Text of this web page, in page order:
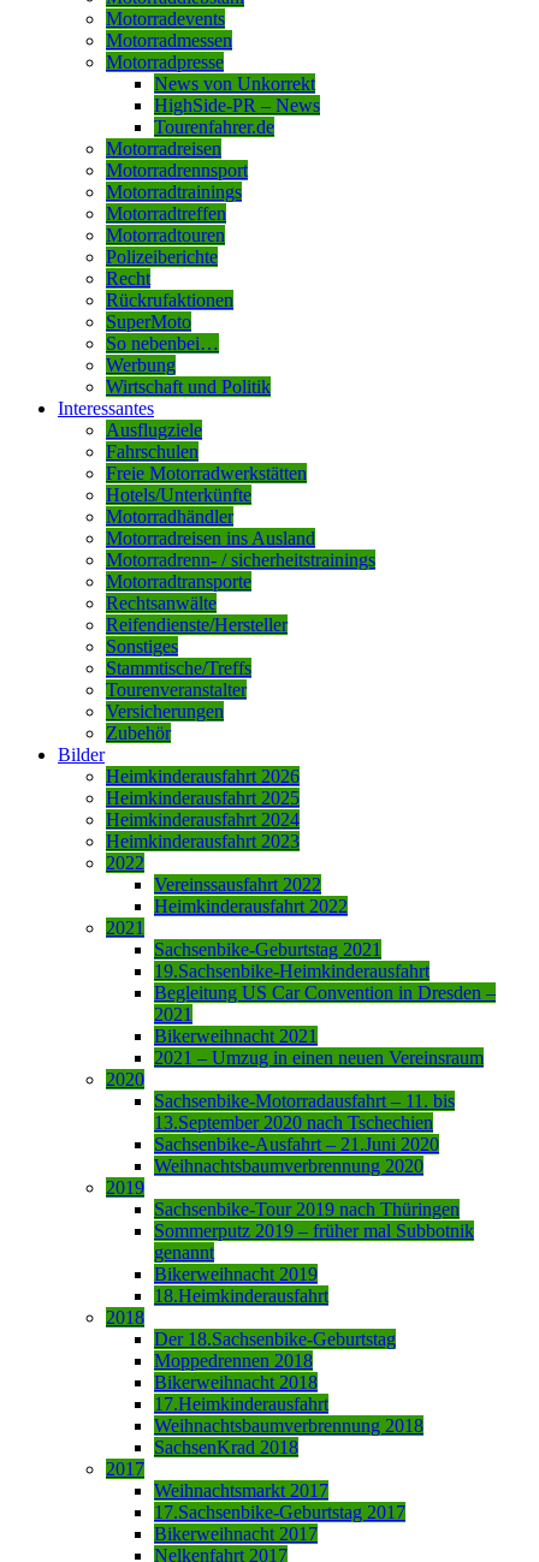
Motorradevents
Motorradmessen
Motorradpresse
News von Unkorrekt
HighSide-PR – News
Tourenfahrer.de
Motorradreisen
Motorradrennsport
Motorradtrainings
Motorradtreffen
Motorradtouren
Polizeiberichte
Recht
Rückrufaktionen
SuperMoto
So nebenbei…
Werbung
Wirtschaft und Politik
Interessantes
Ausflugziele
Fahrschulen
Freie Motorradwerkstätten
Hotels/Unterkünfte
Motorradhändler
Motorradreisen ins Ausland
Motorradrenn- / sicherheitstrainings
Motorradtransporte
Rechtsanwälte
Reifendienste/Hersteller
Sonstiges
Stammtische/Treffs
Tourenveranstalter
Versicherungen
Zubehör
Bilder
Heimkinderausfahrt 2026
Heimkinderausfahrt 2025
Heimkinderausfahrt 2024
Heimkinderausfahrt 2023
2022
Vereinssausfahrt 2022
Heimkinderausfahrt 2022
2021
Sachsenbike-Geburtstag 2021
19.Sachsenbike-Heimkinderausfahrt
Begleitung US Car Convention in Dresden –
2021
Bikerweihnacht 2021
2021 – Umzug in einen neuen Vereinsraum
2020
Sachsenbike-Motorradausfahrt – 11. bis
13.September 2020 nach Tschechien
Sachsenbike-Ausfahrt – 21.Juni 2020
Weihnachtsbaumverbrennung 2020
2019
Sachsenbike-Tour 2019 nach Thüringen
Sommerputz 2019 – früher mal Subbotnik
genannt
Bikerweihnacht 2019
18.Heimkinderausfahrt
2018
Der 18.Sachsenbike-Geburtstag
Moppedrennen 2018
Bikerweihnacht 2018
17.Heimkinderausfahrt
Weihnachtsbaumverbrennung 2018
SachsenKrad 2018
2017
Weihnachtsmarkt 2017
17.Sachsenbike-Geburtstag 2017
Bikerweihnacht 2017
Nelkenfahrt 2017